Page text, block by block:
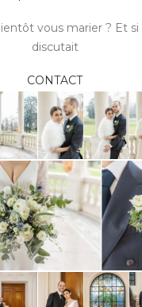
vous marier ? Et si
discutait
CONTACT